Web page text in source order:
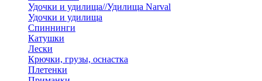
Удочки и удилища//Удилища Narval
Удочки и удилища
Спиннинги
Катушки
Лески
Крючки, грузы, оснастка
Плетенки